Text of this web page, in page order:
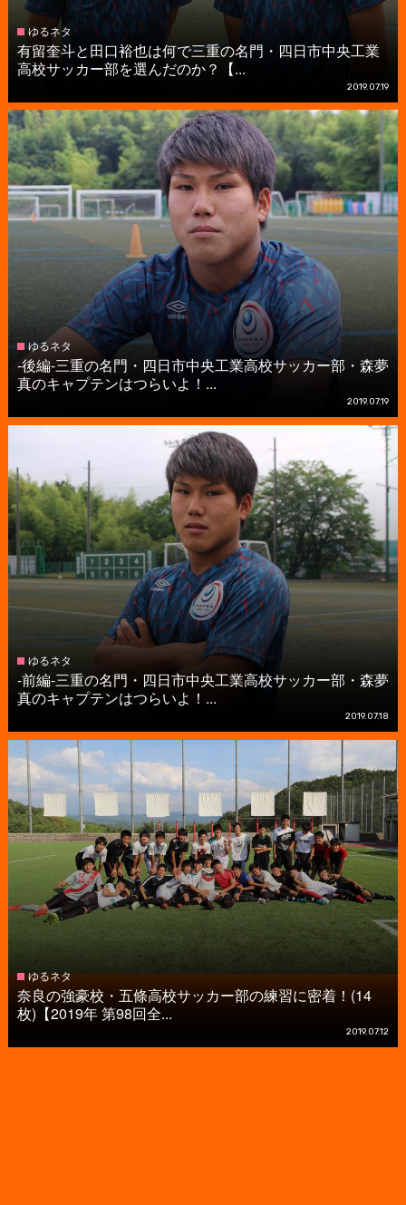
ゆるネタ
有留奎斗と田口裕也は何で三重の名門・四日市中央工業
高校サッカー部を選んだのか？【...
2019.07.19
ゆるネタ
-後編-三重の名門・四日市中央工業高校サッカー部・森夢
真のキャプテンはつらいよ！...
2019.07.19
ゆるネタ
-前編-三重の名門・四日市中央工業高校サッカー部・森夢
真のキャプテンはつらいよ！...
2019.07.18
ゆるネタ
奈良の強豪校・五條高校サッカー部の練習に密着！(14
枚)【2019年 第98回全...
2019.07.12